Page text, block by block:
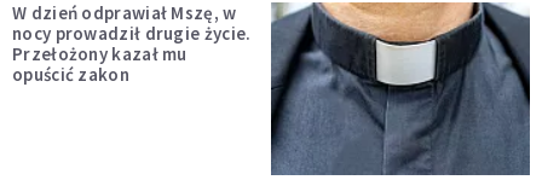
W dzień odprawiał Mszę, w
nocy prowadził drugie życie.
Przełożony kazał mu
opuścić zakon